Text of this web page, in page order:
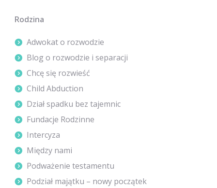
Rodzina
Adwokat o rozwodzie
Blog o rozwodzie i separacji
Chcę się rozwieść
Child Abduction
Dział spadku bez tajemnic
Fundacje Rodzinne
Intercyza
Między nami
Podważenie testamentu
Podział majątku – nowy początek